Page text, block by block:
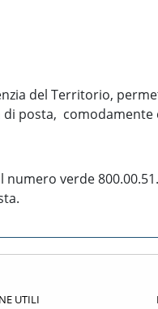
del Territorio,
posta,
verde
UTILI